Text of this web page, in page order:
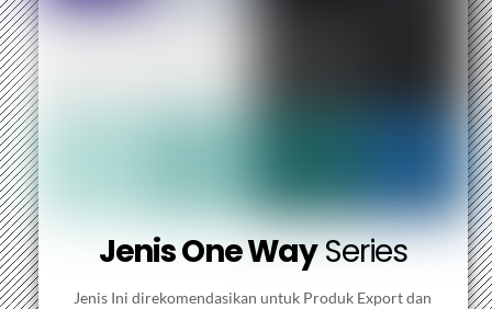
Jenis One WaySeries
Jenis Ini direkomendasikan untuk Produk Export dan